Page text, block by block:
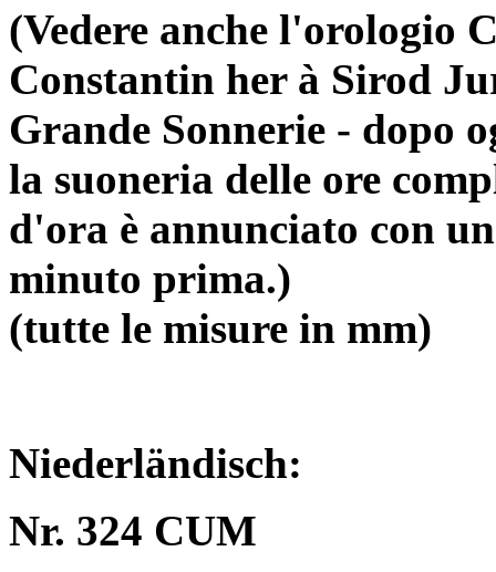
(Vedere anche l'orologio
Constantin her à Sirod
Grande Sonnerie - dopo
la suoneria delle ore
d'ora è annunciato con
minuto prima.)
(tutte le misure in mm)
Niederländisch:
Nr. 324 CUM